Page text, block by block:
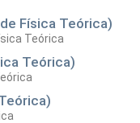
Física Teórica)
Teórica
Teórica)